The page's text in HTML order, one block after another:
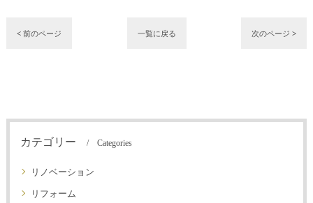
< 前のページ 一覧に戻る 次のページ >
カテゴリー Categories
リノベーション
リフォーム